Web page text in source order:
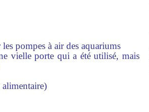
pompes à air des aquariums
vielle porte qui a été utilisé, mais